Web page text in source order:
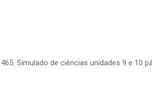
Simulado de ciências unidades 9 e 10